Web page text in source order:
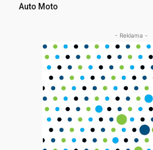
Auto Moto
- Reklama -